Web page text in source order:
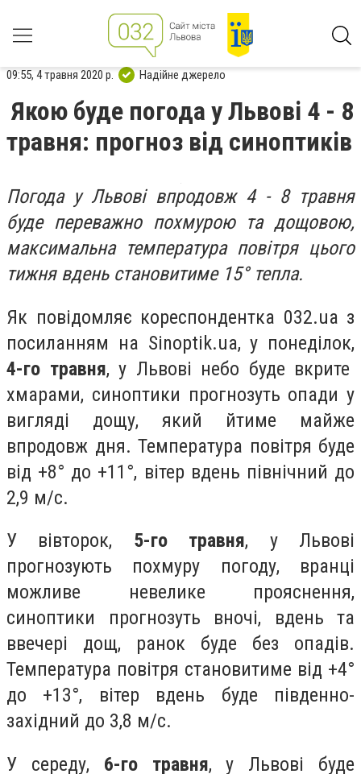
09:55, 4 травня 2020 р. Надійне джерело
Якою буде погода у Львові 4 - 8
травня: прогноз від синоптиків
Погода у Львові впродовж 4 - 8 травня
буде переважно похмурою та дощовою,
максимальна температура повітря цього
тижня вдень становитиме 15° тепла.
Як повідомляє кореспондентка 032.ua з
посиланням на Sinoptik.ua, у понеділок,
4-го травня, у Львові небо буде вкрите
хмарами, синоптики прогнозуть опади у
вигляді дощу, який йтиме майже
впродовж дня. Температура повітря буде
від +8° до +11°, вітер вдень північний до
2,9 м/с.
У вівторок, 5-го травня, у Львові
прогнозують похмуру погоду, вранці
можливе невелике прояснення,
синоптики прогнозуть вночі, вдень та
ввечері дощ, ранок буде без опадів.
Температура повітря становитиме від +4°
до +13°, вітер вдень буде південно-
західний до 3,8 м/с.
У середу, 6-го травня, у Львові буде